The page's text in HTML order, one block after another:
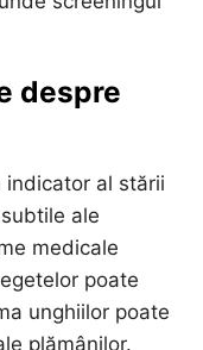
despre
indicator al stării
ale
medicale
poate
unghiilor poate
plămânilor.